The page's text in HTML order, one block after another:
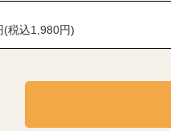
(税込1,980円)